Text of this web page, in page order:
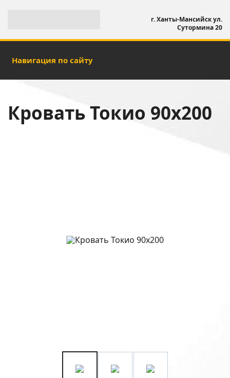
г. Ханты-Мансийск ул.
Сутормина 20
Навигация по сайту
Кровать Токио 90х200